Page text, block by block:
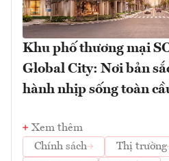
Khu phố thương mại
Global City: Nơi bản
hành nhịp sống toàn
Xem thêm
Chính sách
Thị trường